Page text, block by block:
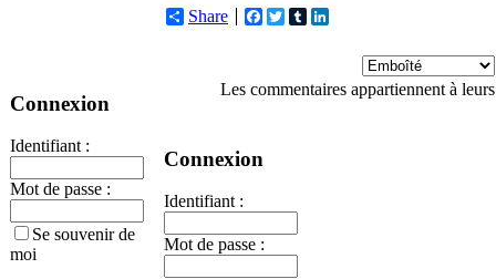
Connexion
Identifiant :
Mot de passe :
Se souvenir de
moi
Share Facebook
TwitterTumblr
Les commentaires appartiennent à
Connexion
Identifiant :
Mot de passe :